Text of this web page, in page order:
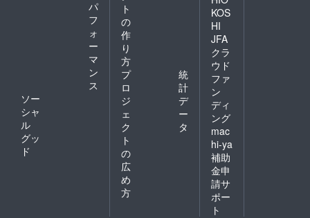
パ
フ
ォ
ー
マ
ン
ス
ソー
シャ
ル
グッ
ド
ト
の
作
り
方
プ
ロ
ジ
ェ
ク
ト
の
広
め
方
統
計
デ
ー
タ
KOS
HI
JFA
クラ
ウド
ファ
ン
ディ
ング
mac
hi-ya
補助
金申
請サ
ポー
ト